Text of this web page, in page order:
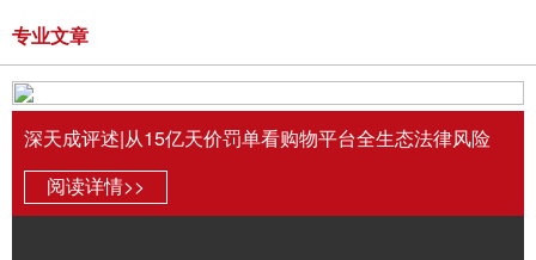
专业文章
深天成评述|从15亿天价罚单看购物平台全生态法律风险
阅读详情>>